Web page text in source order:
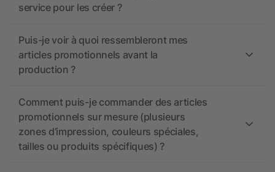
service pour les créer ?
Puis-je voir à quoi ressembleront mes
articles promotionnels avant la
production ?
Comment puis-je commander des articles
promotionnels sur mesure (plusieurs
zones d’impression, couleurs spéciales,
tailles ou produits spécifiques) ?